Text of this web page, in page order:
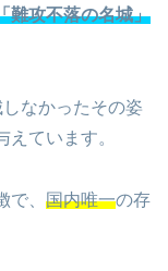
難攻不落の名城」
なかったその姿
ています。
で、 国内唯一の存